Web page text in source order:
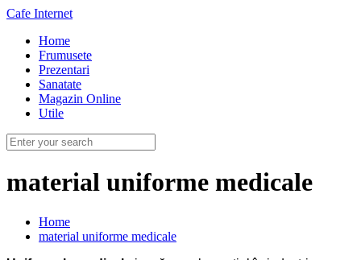
Cafe Internet
Home
Frumusete
Prezentari
Sanatate
Magazin Online
Utile
material uniforme medicale
Home
material uniforme medicale